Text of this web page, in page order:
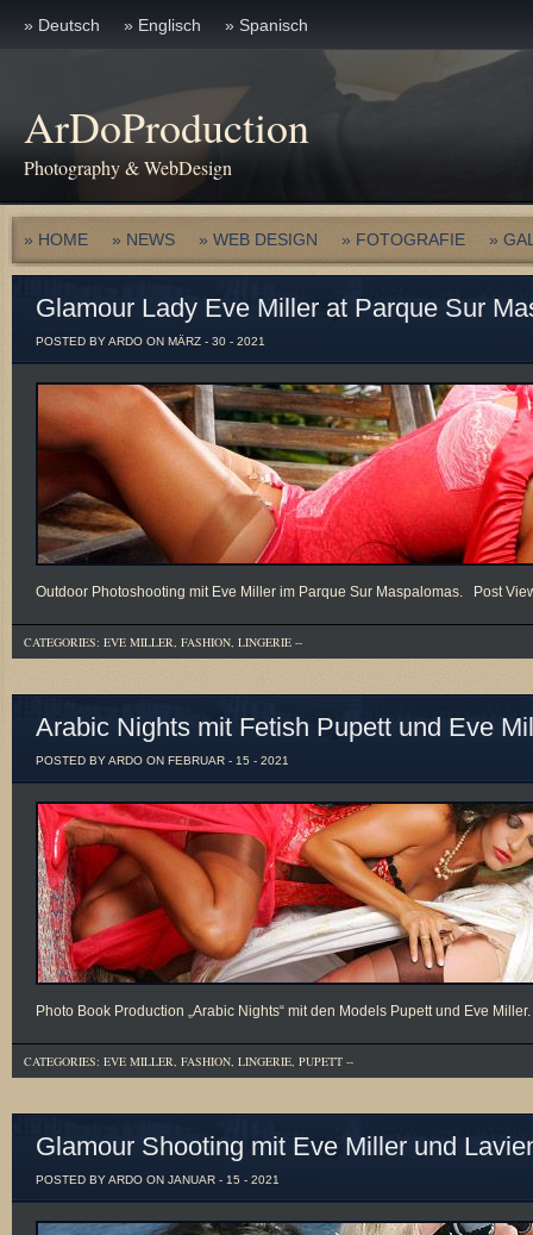
» Deutsch » Englisch » Spanisch
ArDoProduction
Photography & WebDesign
» HOME » NEWS » WEB DESIGN » FOTOGRAFIE »
Glamour Lady Eve Miller at Parque Sur
POSTED BY ARDO ON MÄRZ - 30 - 2021
Outdoor Photoshooting mit Eve Miller im Parque Sur Maspalomas. Post
CATEGORIES: EVE MILLER, FASHION, LINGERIE --
Arabic Nights mit Fetish Pupett und Eve
POSTED BY ARDO ON FEBRUAR - 15 - 2021
Photo Book Production „Arabic Nights“ mit den Models Pupett und Eve
CATEGORIES: EVE MILLER, FASHION, LINGERIE, PUPETT --
Glamour Shooting mit Eve Miller und
POSTED BY ARDO ON JANUAR - 15 - 2021